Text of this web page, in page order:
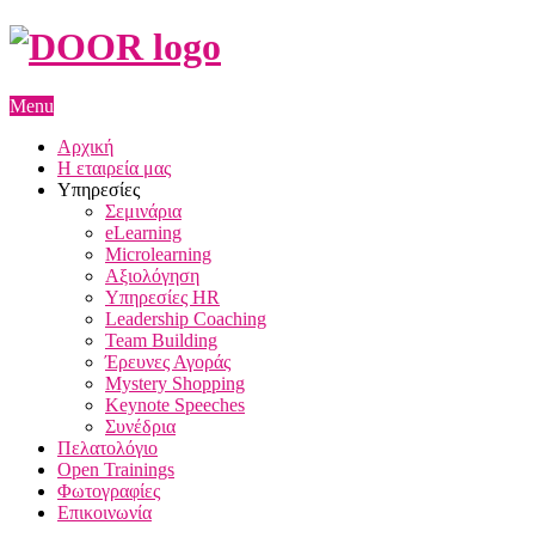
Menu
Αρχική
Η εταιρεία μας
Υπηρεσίες
Σεμινάρια
eLearning
Microlearning
Αξιολόγηση
Υπηρεσίες HR
Leadership Coaching
Team Building
Έρευνες Αγοράς
Mystery Shopping
Keynote Speeches
Συνέδρια
Πελατολόγιο
Open Trainings
Φωτογραφίες
Επικοινωνία